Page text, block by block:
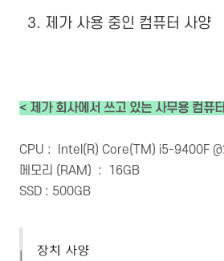
3. 제가 사용 중인 컴퓨터 사양
< 제가 회사에서 쓰고 있는 사무용 컴퓨
CPU : Intel(R) Core(TM) i5-9400F
메모리 (RAM) : 16GB
SSD : 500GB